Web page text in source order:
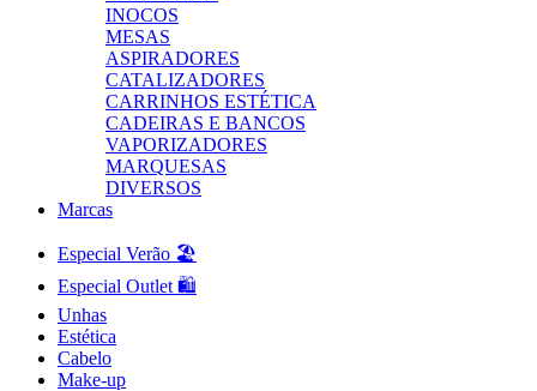
INOCOS
MESAS
ASPIRADORES
CATALIZADORES
CARRINHOS ESTÉTICA
CADEIRAS E BANCOS
VAPORIZADORES
MARQUESAS
DIVERSOS
Marcas
Especial Verão 🏖️
Especial Outlet 🛍️
Unhas
Estética
Cabelo
Make-up